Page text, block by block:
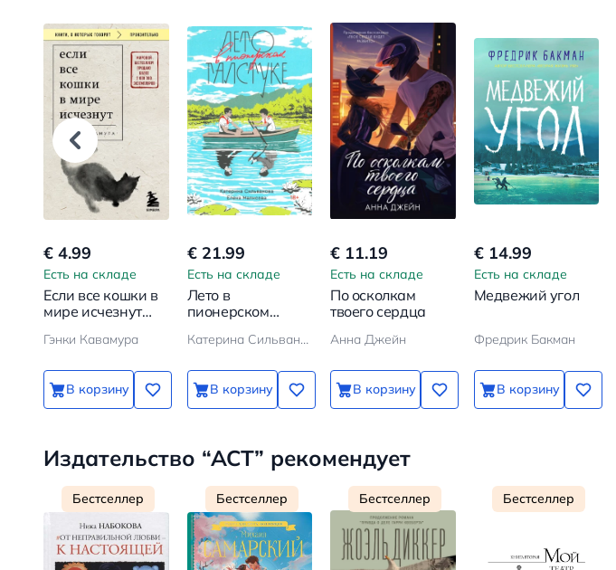
€ 4.99
Есть на складе
Если все кошки в
мире исчезнут
Гэнки Кавамура
В корзину
€ 21.99
Есть на складе
Лето в
пионерском
Катерина Сильванова, Елена Малисова
В корзину
€ 11.19
Есть на складе
По осколкам
твоего сердца
Анна Джейн
В корзину
€ 14.99
Есть на складе
Медвежий угол
Фредрик Бакман
В корзину
Издательство “АСТ” рекомендует
Бестселлер Бестселлер Бестселлер Бестселлер